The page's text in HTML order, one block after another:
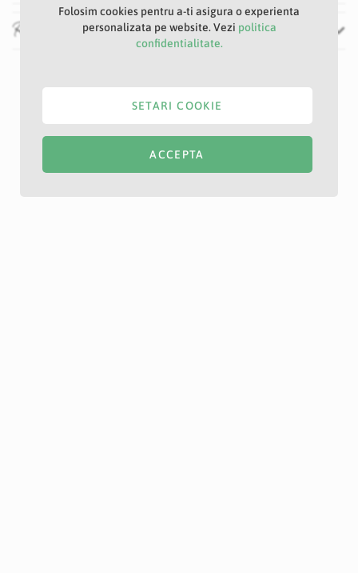
corporate sau expoziții, această arcadă devine rapid
elementul central al oricărui aranjament decorativ.
Recenzii
Folosim cookies pentru a-ti asigura o experienta
personalizata pe website. Vezi politica
confidentialitate.
ACCEPTA
SETARI COOKIE